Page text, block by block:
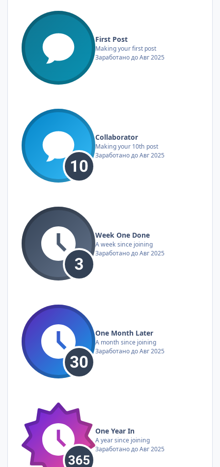
First Post
Making your first post
Заработано до Авг 2025
Collaborator
Making your 10th post
Заработано до Авг 2025
Week One Done
A week since joining
Заработано до Авг 2025
One Month Later
A month since joining
Заработано до Авг 2025
One Year In
A year since joining
Заработано до Авг 2025